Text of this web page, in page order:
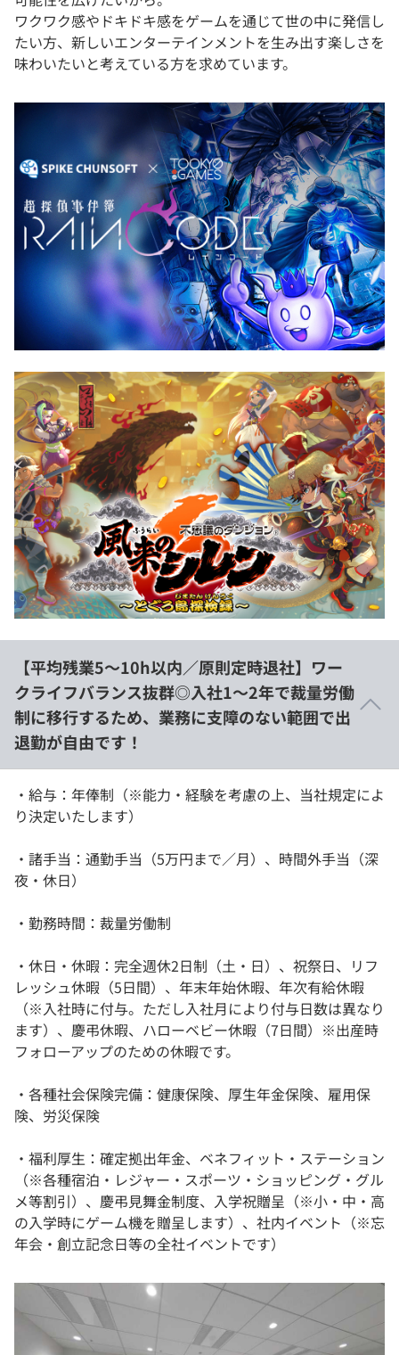
ワクワク感やドキドキ感をゲームを通じて世の中に発信し
たい方、新しいエンターテインメントを生み出す楽しさを
味わいたいと考えている方を求めています。
【平均残業5〜10h以内／原則定時退社】ワー
クライフバランス抜群◎入社1～2年で裁量労働
制に移行するため、業務に支障のない範囲で出
退勤が自由です！
・給与：年俸制（※能力・経験を考慮の上、当社規定によ
り決定いたします）
・諸手当：通勤手当（5万円まで／月）、時間外手当（深
夜・休日）
・勤務時間：裁量労働制
・休日・休暇：完全週休2日制（土・日）、祝祭日、リフ
レッシュ休暇（5日間）、年末年始休暇、年次有給休暇
（※入社時に付与。ただし入社月により付与日数は異なり
ます）、慶弔休暇、ハローベビー休暇（7日間）※出産時
フォローアップのための休暇です。
・各種社会保険完備：健康保険、厚生年金保険、雇用保
険、労災保険
・福利厚生：確定拠出年金、ベネフィット・ステーション
（※各種宿泊・レジャー・スポーツ・ショッピング・グル
メ等割引）、慶弔見舞金制度、入学祝贈呈（※小・中・高
の入学時にゲーム機を贈呈します）、社内イベント（※忘
年会・創立記念日等の全社イベントです）